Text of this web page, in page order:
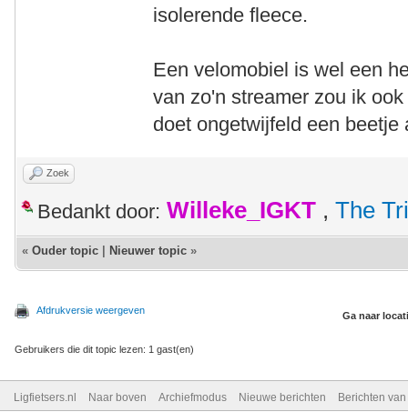
isolerende fleece.
Een velomobiel is wel een
van zo'n streamer zou ik
doet ongetwijfeld een
Zoek
Bedankt door: Willeke_IGKT , The
« Ouder topic Nieuwer topic »
Afdrukversie weergeven Ga naar
Gebruikers die dit topic lezen: 1 gast(en)
Ligfietsers.nl Naar boven Archiefmodus Nieuwe berichten Berichten